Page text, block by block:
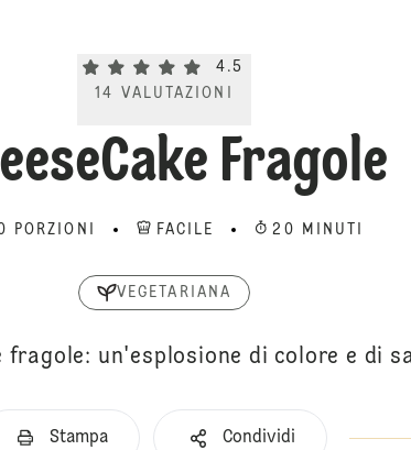
Current rating 4.5. Click to rate.
4.5
14
VALUTAZIONI
Fragole
PORZIONI FACILE 20 MINUTI
VEGETARIANA
fragole: un'esplosione di colore e di
Stampa Condividi